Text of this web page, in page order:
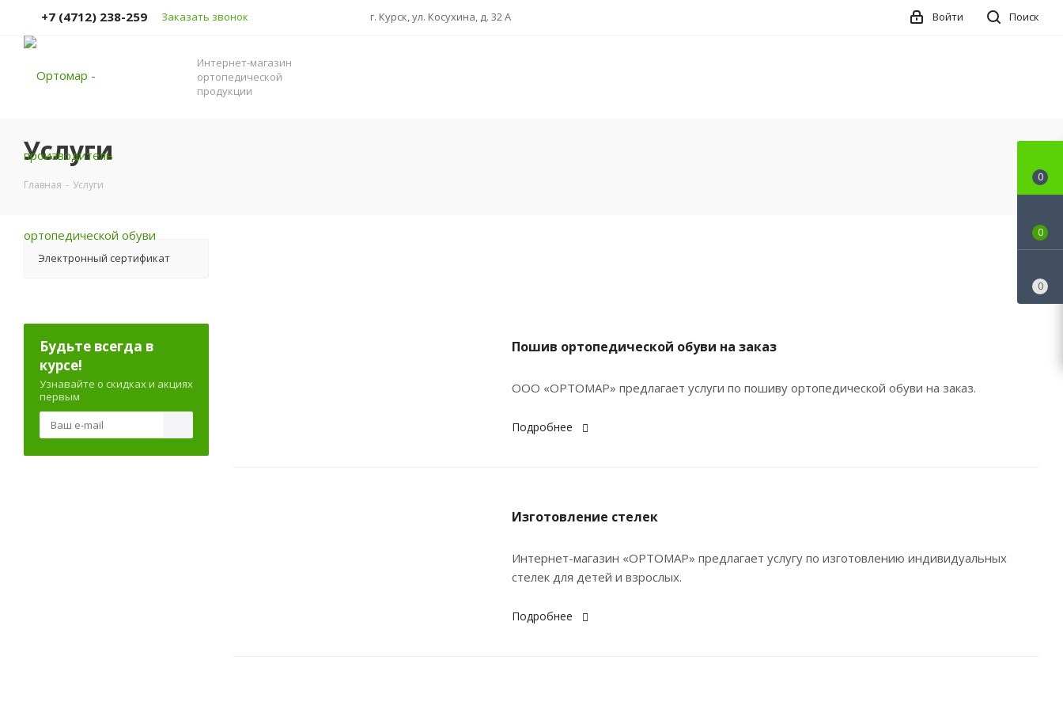
+7 (4712) 238-259 Заказать звонок г. Курск, ул. Косухина, д. 32 А Поиск
Войти
Интернет-магазин
ортопедической
продукции
Услуги
Главная - Услуги
Пошив ортопедической обуви на заказ
ООО «ОРТОМАР» предлагает услуги по пошиву ортопедической обуви на заказ.
Подробнее
Изготовление стелек
Интернет-магазин «ОРТОМАР» предлагает услугу по изготовлению индивидуальных
стелек для детей и взрослых.
Подробнее
Электронный сертификат
Будьте всегда в
курсе!
Узнавайте о скидках и акциях
первым
0
0
0